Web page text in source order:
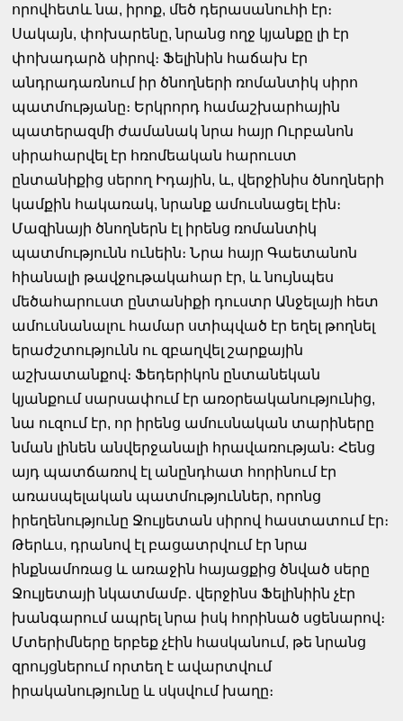
որովհետև նա, իրոք, մեծ դերասանուհի էր։
Սակայն, փոխարենը, նրանց ողջ կյանքը լի էր
փոխադարձ սիրով։ Ֆելինին հաճախ էր
անդրադառնում իր ծնողների ռոմանտիկ սիրո
պատմությանը։ Երկրորդ համաշխարհային
պատերազմի ժամանակ նրա հայր Ուրբանոն
սիրահարվել էր հռոմեական հարուստ
ընտանիքից սերող Իդային, և, վերջինիս ծնողների
կամքին հակառակ, նրանք ամուսնացել էին։
Մազինայի ծնողներն էլ իրենց ռոմանտիկ
պատմությունն ունեին։ Նրա հայր Գաետանոն
հիանալի թավջութակահար էր, և նույնպես
մեծահարուստ ընտանիքի դուստր Անջելայի հետ
ամուսնանալու համար ստիպված էր եղել թողնել
երաժշտությունն ու զբաղվել շարքային
աշխատանքով։ Ֆեդերիկոն ընտանեկան
կյանքում սարսափում էր առօրեականությունից,
նա ուզում էր, որ իրենց ամուսնական տարիները
նման լինեն անվերջանալի հրավառության։ Հենց
այդ պատճառով էլ անընդհատ հորինում էր
առասպելական պատմություններ, որոնց
իրեղենությունը Ջուլյետան սիրով հաստատում էր։
Թերևս, դրանով էլ բացատրվում էր նրա
ինքնամոռաց և առաջին հայացքից ծնված սերը
Ջուլյետայի նկատմամբ․ վերջինս Ֆելինիին չէր
խանգարում ապրել նրա իսկ հորինած սցենարով։
Մտերիմները երբեք չէին հասկանում, թե նրանց
զրույցներում որտեղ է ավարտվում
իրականությունը և սկսվում խաղը։